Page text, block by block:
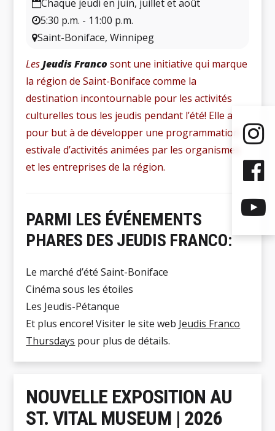
Chaque jeudi en juin, juillet et août
5:30 p.m. - 11:00 p.m.
Saint-Boniface, Winnipeg
LesJeudis Francosont une initiative qui marque
la région de Saint-Boniface comme la
destination incontournable pour les activités
culturelles tous les jeudis pendant l’été! Elle a
pour but à de développer une programmation
estivale d’activités animées par les organismes
et les entreprises de la région.
PARMI LES ÉVÉNEMENTS
PHARES DES JEUDIS FRANCO:
Le marché d’été Saint-Boniface
Cinéma sous les étoiles
Les Jeudis-Pétanque
Et plus encore! Visiter le site web Jeudis Franco
Thursdays pour plus de détails.
NOUVELLE EXPOSITION AU
ST. VITAL MUSEUM | 2026